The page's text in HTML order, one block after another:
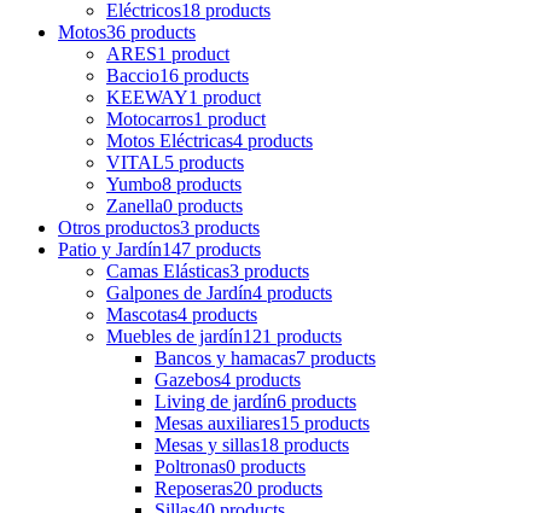
Eléctricos18 products
Motos36 products
ARES1 product
Baccio16 products
KEEWAY1 product
Motocarros1 product
Motos Eléctricas4 products
VITAL5 products
Yumbo8 products
Zanella0 products
Otros productos3 products
Patio y Jardín147 products
Camas Elásticas3 products
Galpones de Jardín4 products
Mascotas4 products
Muebles de jardín121 products
Bancos y hamacas7 products
Gazebos4 products
Living de jardín6 products
Mesas auxiliares15 products
Mesas y sillas18 products
Poltronas0 products
Reposeras20 products